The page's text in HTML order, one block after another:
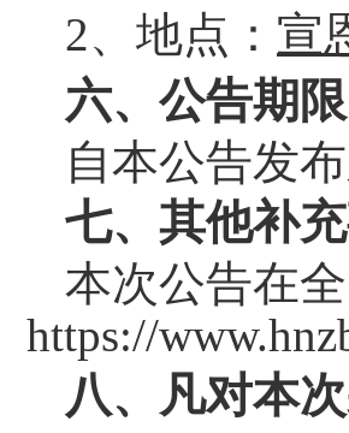
2、 地点： 宣
六、公告期限
自本公告发
七、 其他补
本次公告在
https://
八、凡对本